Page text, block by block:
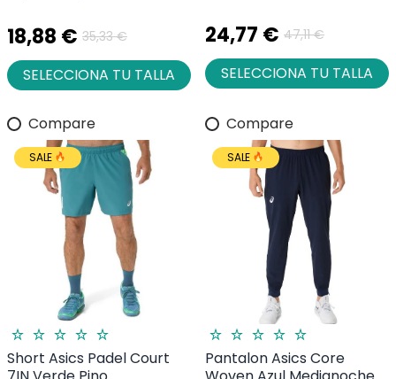
18,88 € 35,33 €
SELECCIONA TU TALLA
24,77 € 47,11 €
SELECCIONA TU TALLA
Compare
SALE
Short Asics Padel Court
Compare
SALE
Pantalon Asics Core